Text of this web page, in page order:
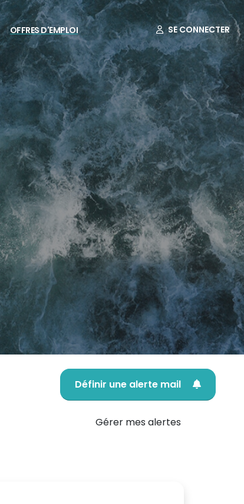
OFFRES D'EMPLOI SE CONNECTER
Définir une alerte mail
Gérer mes alertes